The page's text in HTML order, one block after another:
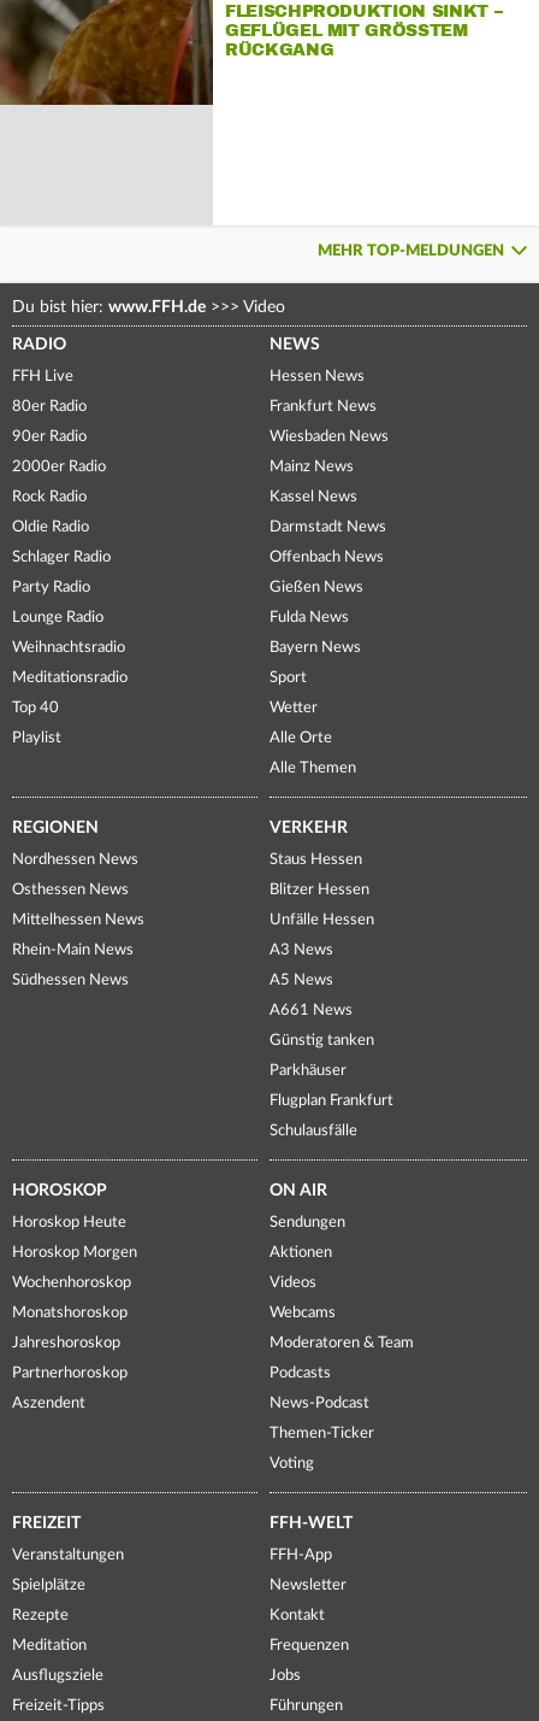
FLEISCHPRODUKTION SINKT –
GEFLÜGEL MIT GRÖSSTEM R
ÜCKGANG
MEHR TOP-MELDUNGEN
Du bist hier: www.FFH.de >>> Video
RADIO
FFH Live
80er Radio
90er Radio
2000er Radio
Rock Radio
Oldie Radio
Schlager Radio
Party Radio
Lounge Radio
Weihnachtsradio
Meditationsradio
Top 40
Playlist
NEWS
Hessen News
Frankfurt News
Wiesbaden News
Mainz News
Kassel News
Darmstadt News
Offenbach News
Gießen News
Fulda News
Bayern News
Sport
Wetter
Alle Orte
Alle Themen
REGIONEN
Nordhessen News
Osthessen News
Mittelhessen News
Rhein-Main News
Südhessen News
VERKEHR
Staus Hessen
Blitzer Hessen
Unfälle Hessen
A3 News
A5 News
A661 News
Günstig tanken
Parkhäuser
Flugplan Frankfurt
Schulausfälle
HOROSKOP
Horoskop Heute
Horoskop Morgen
Wochenhoroskop
Monatshoroskop
Jahreshoroskop
Partnerhoroskop
Aszendent
ON AIR
Sendungen
Aktionen
Videos
Webcams
Moderatoren & Team
Podcasts
News-Podcast
Themen-Ticker
Voting
FREIZEIT
Veranstaltungen
Spielplätze
Rezepte
Meditation
Ausflugsziele
Freizeit-Tipps
FFH-WELT
FFH-App
Newsletter
Kontakt
Frequenzen
Jobs
Führungen